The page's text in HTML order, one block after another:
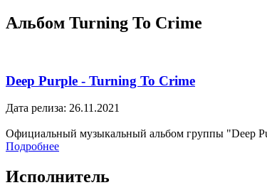
Альбом Turning To Crime
Deep Purple - Turning To Crime
Дата релиза: 26.11.2021
Официальный музыкальный альбом группы "Deep
Подробнее
Исполнитель